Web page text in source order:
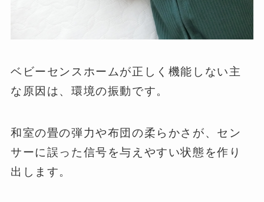
ベビーセンスホームが正しく機能しない主
な原因は、環境の振動です。
和室の畳の弾力や布団の柔らかさが、セン
サーに誤った信号を与えやすい状態を作り
出します。